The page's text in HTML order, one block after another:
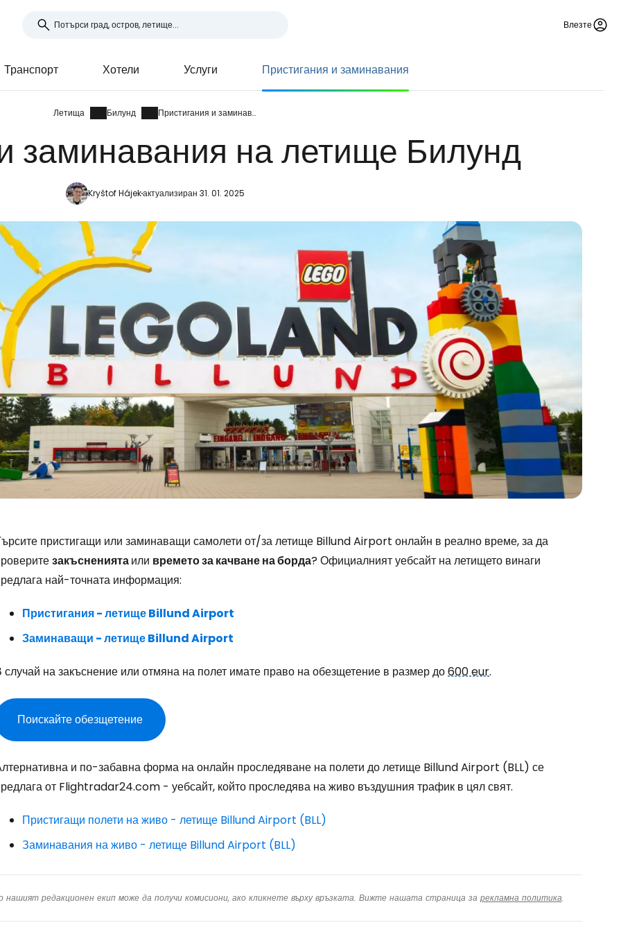
Влезте
Транспорт Хотели Услуги Пристигания и заминавания
Летища Билунд Пристигания и заминавания
заминавания на летище Билунд
Kryštof Hájekактуализиран 31. 01. 2025
пристигащи или заминаващи самолети от/за летище Billund Airport онлайн в реално време, за да
закъснениятаили времето за качване на борда? Официалният уебсайт на летището винаги
най-точната информация:
Пристигания - летище Billund Airport
Заминаващи - летище Billund Airport
случай на закъснение или отмяна на полет имате право на обезщетение в размер до600 eur.
Поискайте обезщетение
и по-забавна форма на онлайн проследяване на полети до летище Billund Airport (BLL) се
от Flightradar24.com - уебсайт, който проследява на живо въздушния трафик в цял свят.
Пристигащи полети на живо - летище Billund Airport (BLL)
Заминавания на живо - летище Billund Airport (BLL)
редакционен екип може да получи комисиони, ако кликнете върху връзката. Вижте нашата страница за рекламна политика.
Влезте в Cestee
... световната общност на туристите
Продължете с Facebook